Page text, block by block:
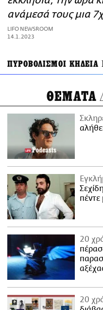
ΑΜΠΑ
PRINT
ανάμεσά τους μια
LIFO NEWSROOM
14.1.2023
ΠΥΡΟΒΟΛΙΣΜΟΙ ΚΗΔΕΙΑ
ΘΕΜΑΤΑ
πέντε
20
20